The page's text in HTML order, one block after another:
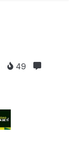
49